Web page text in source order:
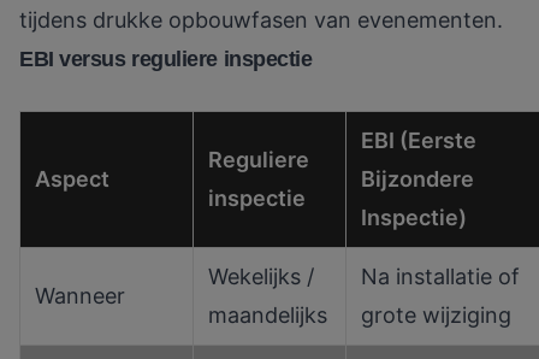
tijdens drukke opbouwfasen van evenementen.
EBI versus reguliere inspectie
Aspect
Reguliere
inspectie
EBI (Eerste
Bijzondere
Inspectie)
Wanneer
Wekelijks /
maandelijks
Na installatie of
grote wijziging